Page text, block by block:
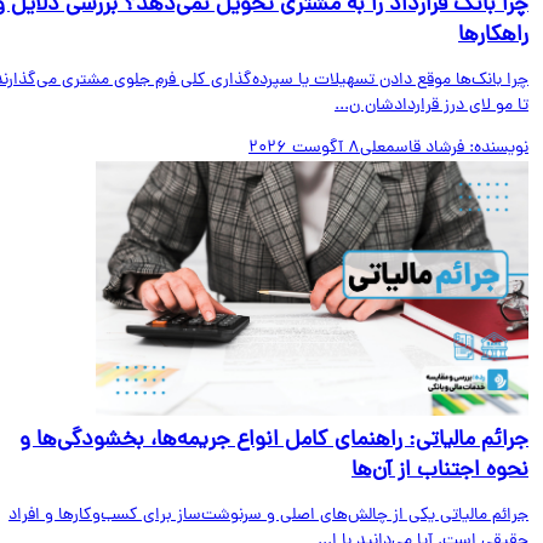
بانک‌ها موقع دادن تسهیلات یا سپرده‌گذاری کلی فرم جلوی مشتری می‌گذارند
مو لای درز قراردادشان ن...
فرشاد قاسمعلی8 آگوست 2026
مالیاتی: راهنمای کامل انواع جریمه‌ها، بخشودگی‌ها و
اجتناب از آن‌ها
مالیاتی یکی از چالش‌های اصلی و سرنوشت‌ساز برای کسب‌وکارها و افراد